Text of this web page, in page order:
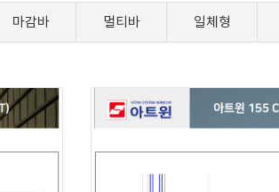
마감바 멀티바 일체형